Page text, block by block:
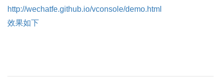
http://wechatfe.github.io/vconsole/demo.html
效果如下